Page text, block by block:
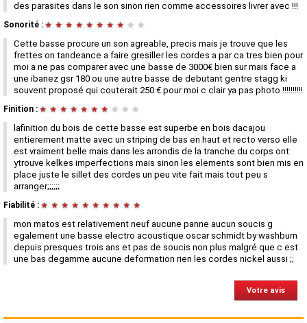
des parasites dans le son sinon rien comme accessoires livrer avec !!!
Sonorité : ★ ★ ★ ★ ★ ★ ★ ★ ★ ★
Cette basse procure un son agreable, precis mais je trouve que les
frettes on tandeance a faire gresiller les cordes a par ca tres bien pour
moi a ne pas comparer avec une basse de 3000€ bien sur mais face a
une ibanez gsr 180 ou une autre basse de debutant gentre stagg ki
souvent proposé qui couterait 250 € pour moi c clair ya pas photo !!!!!!!!!!
Finition : ★ ★ ★ ★ ★ ★ ★ ★ ★ ★
lafinition du bois de cette basse est superbe en bois dacajou
entierement matte avec un striping de bas en haut et recto verso elle
est vraiment belle mais dans les arrondis de la tranche du corps ont
ytrouve kelkes imperfections mais sinon les elements sont bien mis en
place juste le sillet des cordes un peu vite fait mais tout peu s
arranger;;;;;;
Fiabilité : ★ ★ ★ ★ ★ ★ ★ ★ ★ ★
mon matos est relativement neuf aucune panne aucun soucis g
egalement une basse electro acoustique oscar schmidt by washburn
depuis presques trois ans et pas de soucis non plus malgré que c est
une bas degamme aucune deformation rien les cordes nickel aussi ;;
Votre avis